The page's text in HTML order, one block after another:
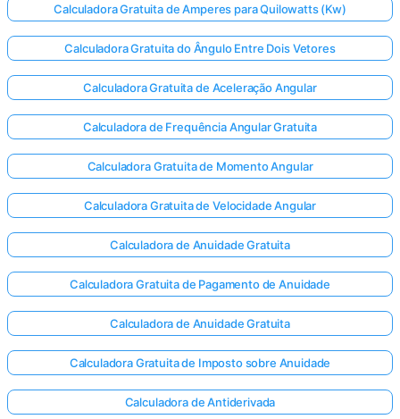
não
há
sua
Calculadora Gratuita de Amperes para Quilowatts (Kw)
Calculadora Gratuita do Ângulo Entre Dois Vetores
Calculadora Gratuita de Aceleração Angular
Calculadora de Frequência Angular Gratuita
Calculadora Gratuita de Momento Angular
Calculadora Gratuita de Velocidade Angular
Calculadora de Anuidade Gratuita
Calculadora Gratuita de Pagamento de Anuidade
Calculadora de Anuidade Gratuita
Calculadora Gratuita de Imposto sobre Anuidade
Calculadora de Antiderivada